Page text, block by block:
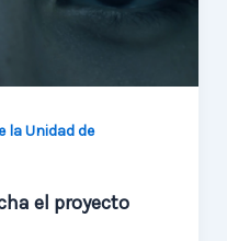
la Unidad de
el proyecto